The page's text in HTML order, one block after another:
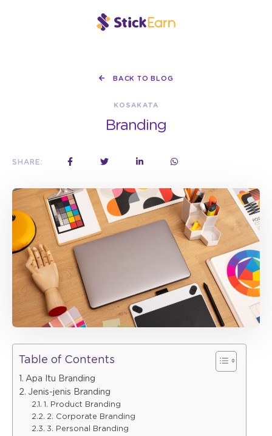
BACK TO BLOG
KOSAKATA
Branding
SHARE:
Table of Contents
Apa Itu Branding
Jenis-jenis Branding
1. Product Branding
2. Corporate Branding
3. Personal Branding